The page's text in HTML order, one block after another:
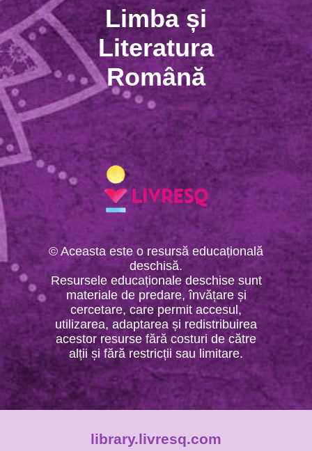
Limba și
Literatura
Română
© Aceasta este o resursă educațională
deschisă.
Resursele educaționale deschise sunt
materiale de predare, învățare și
cercetare, care permit accesul,
utilizarea, adaptarea și redistribuirea
acestor resurse fără costuri de către
alții și fără restricții sau limitare.
library.livresq.com